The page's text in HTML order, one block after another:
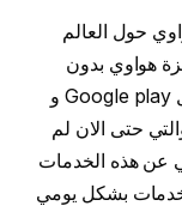
حول العالم
هواوي بدون
نظام الاندرويد أو خدمات جوجل الكثيرة مثل Google play و
حتى الان لم
عن هذه الخدمات
بشكل يومي